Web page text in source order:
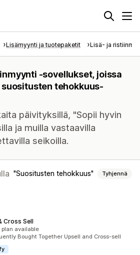
Lisämyynti ja tuotepaketit Lisä- ja
-sovellukset, joissa
tehokkuus-
päivityksillä, "Sopii hyvin
ja muilla vastaavilla
seikoilla.
Suositusten tehokkuus Tyhjennä
Cross Sell
plan available
Bought Together Upsell and Cross-sell